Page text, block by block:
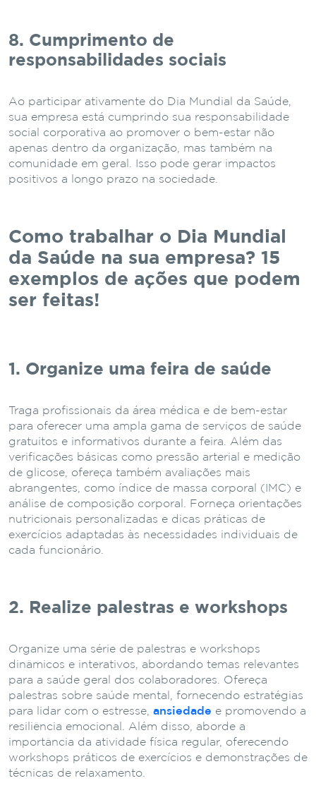
8. Cumprimento de
responsabilidades sociais
Ao participar ativamente do Dia Mundial da Saúde,
sua empresa está cumprindo sua responsabilidade
social corporativa ao promover o bem-estar não
apenas dentro da organização, mas também na
comunidade em geral. Isso pode gerar impactos
positivos a longo prazo na sociedade.
Como trabalhar o Dia Mundial
da Saúde na sua empresa? 15
exemplos de ações que podem
ser feitas!
1. Organize uma feira de saúde
Traga profissionais da área médica e de bem-estar
para oferecer uma ampla gama de serviços de saúde
gratuitos e informativos durante a feira. Além das
verificações básicas como pressão arterial e medição
de glicose, ofereça também avaliações mais
abrangentes, como índice de massa corporal (IMC) e
análise de composição corporal. Forneça orientações
nutricionais personalizadas e dicas práticas de
exercícios adaptadas às necessidades individuais de
cada funcionário.
2. Realize palestras e workshops
Organize uma série de palestras e workshops
dinâmicos e interativos, abordando temas relevantes
para a saúde geral dos colaboradores. Ofereça
palestras sobre saúde mental, fornecendo estratégias
para lidar com o estresse, ansiedade e promovendo a
resiliência emocional. Além disso, aborde a
importância da atividade física regular, oferecendo
workshops práticos de exercícios e demonstrações de
técnicas de relaxamento.